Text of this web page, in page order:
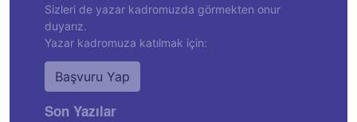
Sizleri de yazar kadromuzda görmekten onur
duyarız.
Yazar kadromuza katılmak için:
Başvuru Yap
Son Yazılar